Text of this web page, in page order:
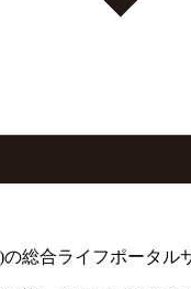
の総合ライフポータル